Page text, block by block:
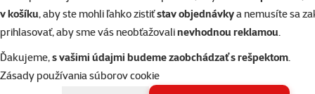
v košíku, aby ste mohli ľahko zistiťstav objednávkya nemusíte sa
prihlasovať, aby sme vás neobťažovalinevhodnou reklamou.
Ďakujeme,s vašimi údajmi budeme zaobchádzať s rešpektom.
Zásady používania súborov cookie
Hodnotenie 60%
0
Hodnotenie 20%